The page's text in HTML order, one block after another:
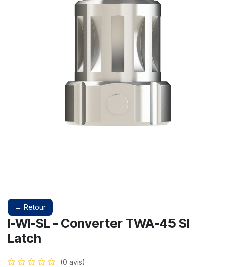
← Retour
I-WI-SL - Converter TWA-45 SI
Latch
(0 avis)